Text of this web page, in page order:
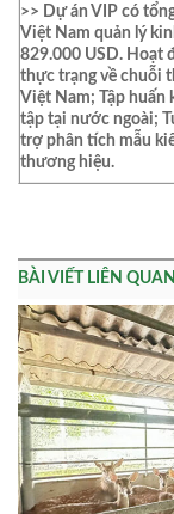
>> Dự án VIP có
Việt Nam quản lý
829.000 USD. Hoạt
thực trạng về chuỗi
Việt Nam; Tập huấn
tập tại nước ngoài;
trợ phân tích mẫu
thương hiệu.
BÀI VIẾT LIÊN QUAN